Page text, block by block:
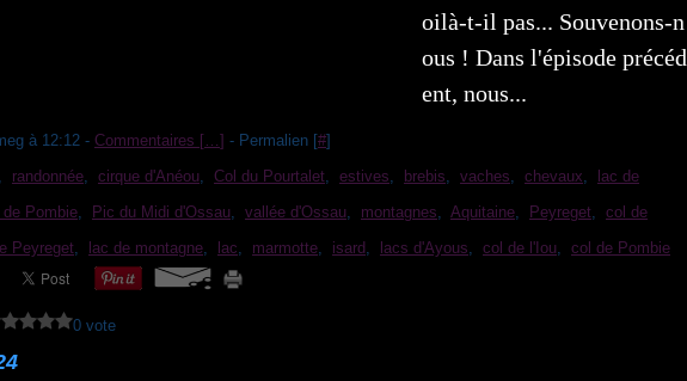
oilà-t-il pas... Souvenons-n
ous ! Dans l'épisode précéd
ent, nous...
à 12:12 - Commentaires […] - Permalien [#]
, randonnée, cirque d'Anéou, Col du Pourtalet, estives, brebis, vaches, chevaux,
lac de
de Pombie, Pic du Midi d'Ossau, vallée d'Ossau, montagnes, Aquitaine, Peyreget, col de
Peyreget, lac de montagne, lac, marmotte, isard , lacs d'Ayous, col de l'Iou, col de Pombie
0 vote